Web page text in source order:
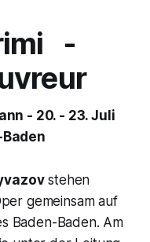
-
- 20. - 23. Juli
stehen
gemeinsam auf
Baden-Baden. Am